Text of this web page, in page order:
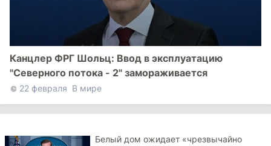
Канцлер ФРГ Шольц: Ввод в эксплуатацию
"Северного потока - 2" замораживается
22 февраля В мире
Белый дом ожидает «чрезвычайно